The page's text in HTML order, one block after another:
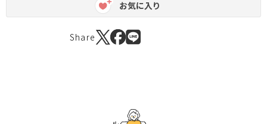
お気に入り
Share